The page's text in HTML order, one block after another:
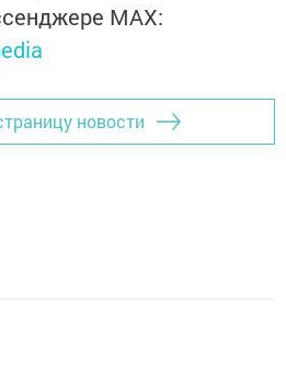
MАХ:
новости